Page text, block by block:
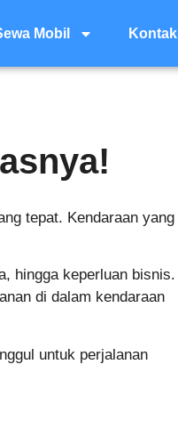
Mobil Kontak
tepat. Kendaraan yang
hingga keperluan bisnis.
di dalam kendaraan
untuk perjalanan